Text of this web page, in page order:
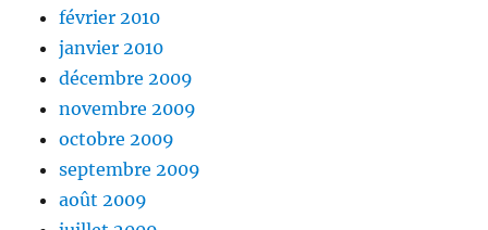
février 2010
janvier 2010
décembre 2009
novembre 2009
octobre 2009
septembre 2009
août 2009